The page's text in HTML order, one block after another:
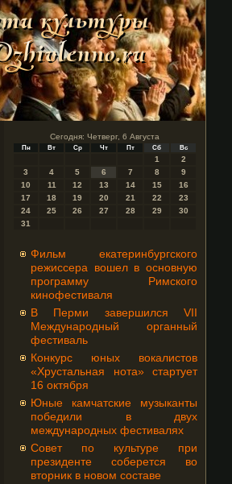
Сегодня: Четверг, 6 Августа
Пн Вт Ср Чт Пт Сб Вс
1
2
3
4 5 6 7 8
9
10
11 12 13 14 15
16
17
18 19 20 21 22
23
24
25 26 27 28 29
30
31
Фильм екатеринбургского
режиссера вошел в основную
программу Римского
кинофестиваля
В Перми завершился VII
Международный органный
фестиваль
Конкурс юных вокалистов
«Хрустальная нота» стартует
16 октября
Юные камчатские музыканты
победили в двух
международных фестивалях
Совет по культуре при
президенте соберется во
вторник в новом составе